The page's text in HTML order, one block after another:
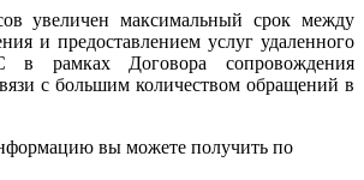
увеличен максимальный срок между
и предоставлением услуг удаленного
в рамках Договора сопровождения
с большим количеством обращений в
вы можете получить по